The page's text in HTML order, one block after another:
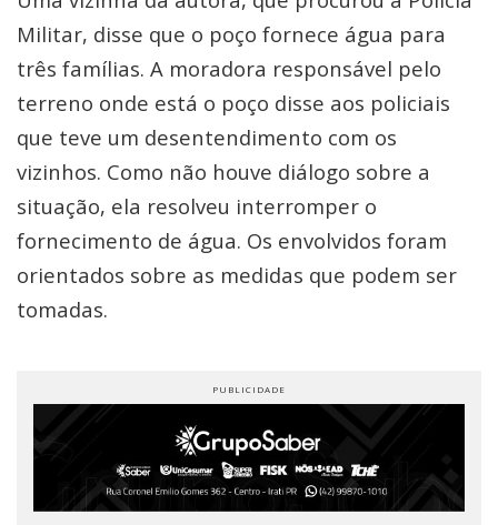
Militar, disse que o poço fornece água para
três famílias. A moradora responsável pelo
terreno onde está o poço disse aos policiais
que teve um desentendimento com os
vizinhos. Como não houve diálogo sobre a
situação, ela resolveu interromper o
fornecimento de água. Os envolvidos foram
orientados sobre as medidas que podem ser
tomadas.